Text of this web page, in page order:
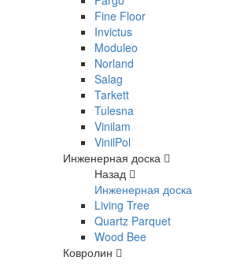
Fine Floor
Invictus
Moduleo
Norland
Salag
Tarkett
Tulesna
Vinilam
VinilPol
Инженерная доска
Назад
Инженерная доска
Living Tree
Quartz Parquet
Wood Bee
Ковролин